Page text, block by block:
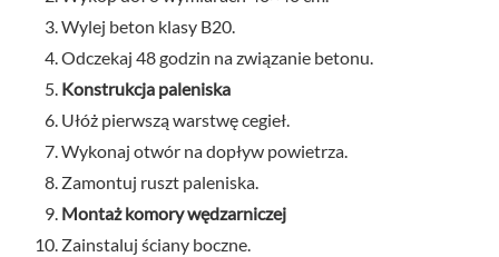
Wylej beton klasy B20.
Odczekaj 48 godzin na związanie betonu.
Konstrukcja paleniska
Ułóż pierwszą warstwę cegieł.
Wykonaj otwór na dopływ powietrza.
Zamontuj ruszt paleniska.
Montaż komory wędzarniczej
Zainstaluj ściany boczne.